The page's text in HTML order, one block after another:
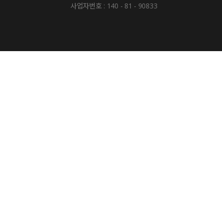
사업자번호 : 140 - 81 - 90833